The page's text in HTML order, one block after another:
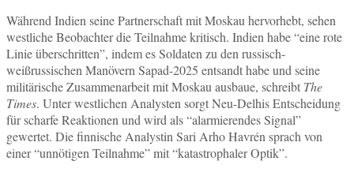
Während Indien seine Partnerschaft mit Moskau hervorhebt, sehen
westliche Beobachter die Teilnahme kritisch. Indien habe “eine rote
Linie überschritten”, indem es Soldaten zu den russisch-
weißrussischen Manövern Sapad-2025 entsandt habe und seine
militärische Zusammenarbeit mit Moskau ausbaue, schreibt The
Times. Unter westlichen Analysten sorgt Neu-Delhis Entscheidung
für scharfe Reaktionen und wird als “alarmierendes Signal”
gewertet. Die finnische Analystin Sari Arho Havrén sprach von
einer “unnötigen Teilnahme” mit “katastrophaler Optik”.